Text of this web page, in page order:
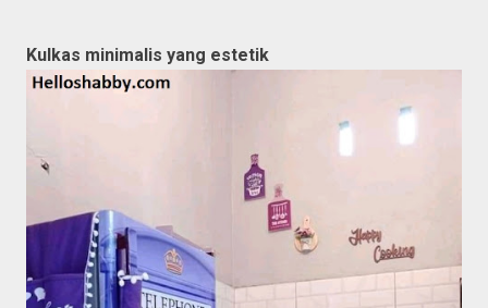
Kulkas minimalis yang estetik